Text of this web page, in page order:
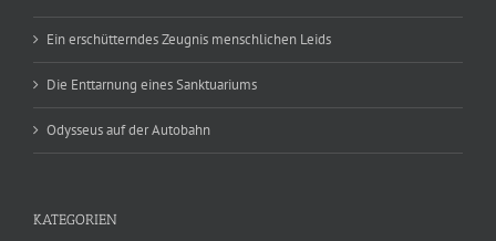
Ein erschütterndes Zeugnis menschlichen Leids
Die Enttarnung eines Sanktuariums
Odysseus auf der Autobahn
KATEGORIEN